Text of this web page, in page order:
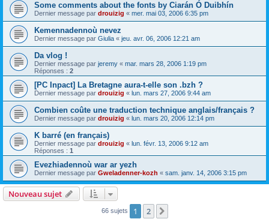
Some comments about the fonts by Ciarán Ó Duibhín
Dernier message par drouizig « mer. mai 03, 2006 6:35 pm
Kemennadennoù nevez
Dernier message par Giulia « jeu. avr. 06, 2006 12:21 am
Da vlog !
Dernier message par jeremy « mar. mars 28, 2006 1:19 pm
Réponses : 2
[PC Inpact] La Bretagne aura-t-elle son .bzh ?
Dernier message par drouizig « lun. mars 27, 2006 9:44 am
Combien coûte une traduction technique anglais/français ?
Dernier message par drouizig « lun. mars 20, 2006 12:14 pm
K barré (en français)
Dernier message par drouizig « lun. févr. 13, 2006 9:12 am
Réponses : 1
Evezhiadennoù war ar yezh
Dernier message par Gweladenner-kozh « sam. janv. 14, 2006 3:15 pm
Nouveau sujet
66 sujets 1 2